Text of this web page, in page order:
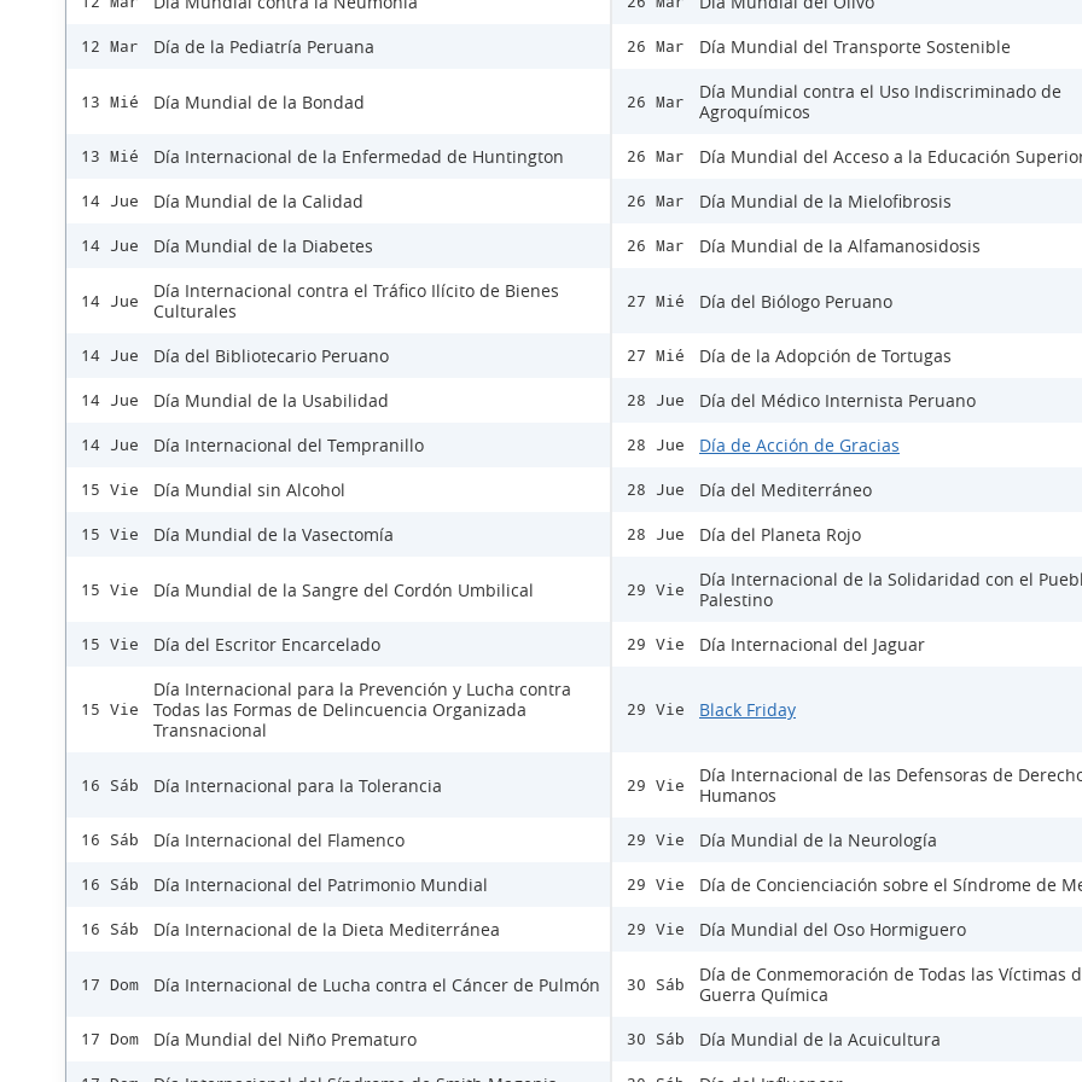
12 Mar Día de la Pediatría Peruana
13 Mié Día Mundial de la Bondad
13 Mié Día Internacional de la Enfermedad de Huntington
14 Jue Día Mundial de la Calidad
14 Jue Día Mundial de la Diabetes
14 Jue
Día Internacional contra el Tráfico Ilícito de Bienes
Culturales
14 Jue Día del Bibliotecario Peruano
14 Jue Día Mundial de la Usabilidad
14 Jue Día Internacional del Tempranillo
15 Vie Día Mundial sin Alcohol
15 Vie Día Mundial de la Vasectomía
15 Vie Día Mundial de la Sangre del Cordón Umbilical
15 Vie Día del Escritor Encarcelado
15 Vie
Día Internacional para la Prevención y Lucha contra
Todas las Formas de Delincuencia Organizada
Transnacional
16 Sáb Día Internacional para la Tolerancia
16 Sáb Día Internacional del Flamenco
16 Sáb Día Internacional del Patrimonio Mundial
16 Sáb Día Internacional de la Dieta Mediterránea
17 Dom Día Internacional de Lucha contra el Cáncer de Pulmón
17 Dom Día Mundial del Niño Prematuro
26 Mar Día Mundial del Transporte Sostenible
26 Mar
Día Mundial contra el Uso Indiscriminado de
Agroquímicos
26 Mar Día Mundial del Acceso a la Educación
26 Mar Día Mundial de la Mielofibrosis
26 Mar Día Mundial de la Alfamanosidosis
27 Mié Día del Biólogo Peruano
27 Mié Día de la Adopción de Tortugas
28 Jue Día del Médico Internista Peruano
28 Jue Día de Acción de Gracias
28 Jue Día del Mediterráneo
28 Jue Día del Planeta Rojo
29 Vie
Día Internacional de la Solidaridad con el
Palestino
29 Vie Día Internacional del Jaguar
29 Vie Black Friday
29 Vie
Día Internacional de las Defensoras de
Humanos
29 Vie Día Mundial de la Neurología
29 Vie Día de Concienciación sobre el Síndrome de
29 Vie Día Mundial del Oso Hormiguero
30 Sáb
Día de Conmemoración de Todas las Víctimas
Guerra Química
30 Sáb Día Mundial de la Acuicultura